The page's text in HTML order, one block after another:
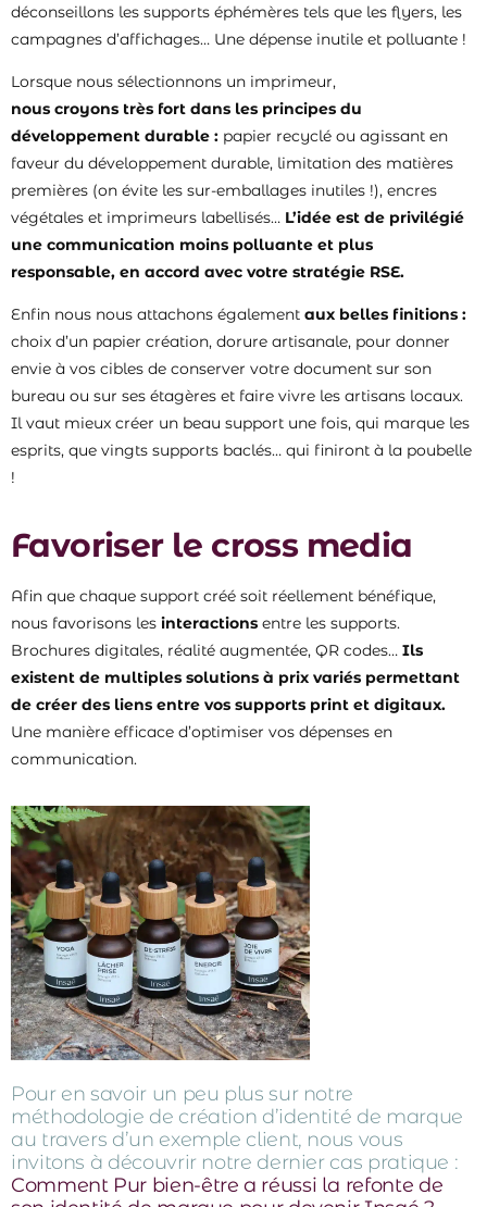
déconseillons les supports éphémères tels que les flyers, les
campagnes d’affichages… Une dépense inutile et polluante !
Lorsque nous sélectionnons un imprimeur,
nous croyons très fort dans les principes du
développement durable : papier recyclé ou agissant en
faveur du développement durable, limitation des matières
premières (on évite les sur-emballages inutiles !), encres
végétales et imprimeurs labellisés… L’idée est de privilégié
une communication moins polluante et plus
responsable, en accord avec votre stratégie RSE.
Enfin nous nous attachons également aux belles finitions :
choix d’un papier création, dorure artisanale, pour donner
envie à vos cibles de conserver votre document sur son
bureau ou sur ses étagères et faire vivre les artisans locaux.
Il vaut mieux créer un beau support une fois, qui marque les
esprits, que vingts supports baclés… qui finiront à la poubelle
!
Favoriser le cross media
Afin que chaque support créé soit réellement bénéfique,
nous favorisons les interactions entre les supports.
Brochures digitales, réalité augmentée, QR codes… Ils
existent de multiples solutions à prix variés permettant
de créer des liens entre vos supports print et digitaux.
Une manière efficace d’optimiser vos dépenses en
communication.
Pour en savoir un peu plus sur notre
méthodologie de création d’identité de marque
au travers d’un exemple client, nous vous
invitons à découvrir notre dernier cas pratique :
Comment Pur bien-être a réussi la refonte de